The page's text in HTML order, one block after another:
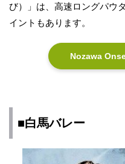
び）」は、高速ロングパウ
イントもあります。
Nozawa
■白馬バレー